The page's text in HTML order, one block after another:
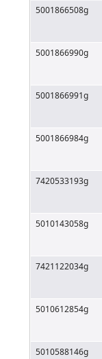
5001866508g
5001866990g
5001866991g
5001866984g
7420533193g
5010143058g
7421122034g
5010612854g
5010588146g